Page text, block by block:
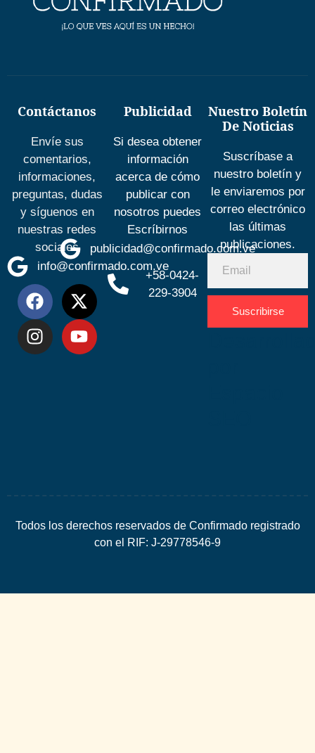
Contáctanos
Envíe sus
comentarios,
informaciones,
preguntas, dudas
y síguenos en
nuestras redes
sociales
info@confirmado.com.ve
Publicidad
Si desea obtener
información
acerca de cómo
publicar con
nosotros puedes
Escríbirnos
publicidad@confirmado.com.ve
+58-0424-
229-3904
Nuestro Boletín
De Noticias
Suscríbase a
nuestro boletín y
le enviaremos por
correo electrónico
las últimas
publicaciones.
Suscribirse
Todos los derechos reservados de Confirmado registrado
con el RIF: J-29778546-9